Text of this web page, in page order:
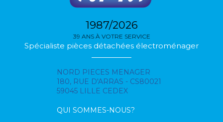
1987/2026
39 ANS À VOTRE SERVICE
Spécialiste pièces détachées électroménager
NORD PIECES MENAGER
180, RUE D'ARRAS - CS80021
59045 LILLE CEDEX
QUI SOMMES-NOUS?